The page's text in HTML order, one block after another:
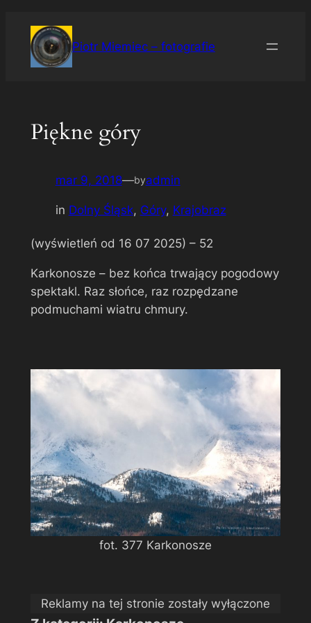
treści
Piotr Miemiec – fotografie
Piękne góry
mar 9, 2018—byadmin
in Dolny Śląsk, Góry, Krajobraz
(wyświetleń od 16 07 2025) – 52
Karkonosze – bez końca trwający pogodowy
spektakl. Raz słońce, raz rozpędzane
podmuchami wiatru chmury.
fot. 377 Karkonosze
Reklamy na tej stronie zostały wyłączone